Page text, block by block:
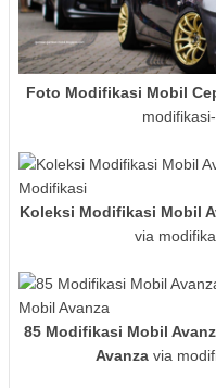
Foto Modifikasi Mobil
Koleksi Modifikasi Mobil
via
85 Modifikasi Mobil
Avanzavia